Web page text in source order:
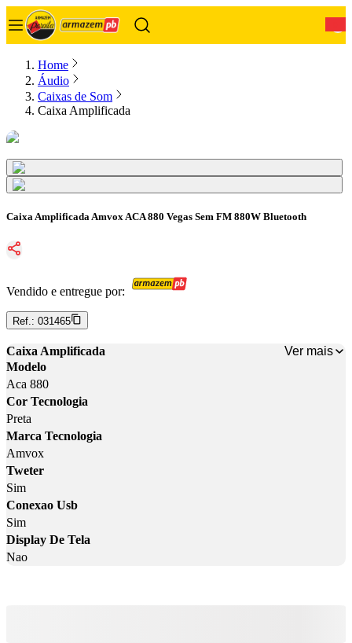
Home
Áudio
Caixas de Som
Caixa Amplificada
Caixa Amplificada Amvox ACA 880 Vegas Sem FM 880W Bluetooth
Vendido e entregue por:
Ref.: 031465
Caixa Amplificada
Ver mais
Modelo
Aca 880
Cor Tecnologia
Preta
Marca Tecnologia
Amvox
Tweter
Sim
Conexao Usb
Sim
Display De Tela
Nao